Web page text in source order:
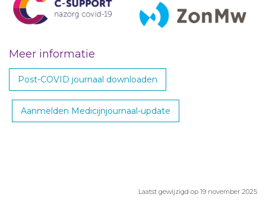
Meer informatie
Post-COVID journaal downloaden
Aanmelden Medicijnjournaal-update
Laatst gewijzigd op 19 november 2025